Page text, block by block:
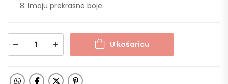
Imaju prekrasne boje.
U košaricu